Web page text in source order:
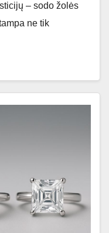
– sodo žolės
ne tik